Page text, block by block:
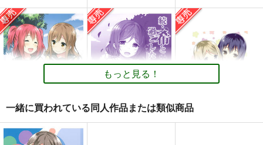
きっとまたこの場所で
The Earth～この大地
を踏みしめて～
ラブライブ！
サンプル
カート
貴女が隣にいるだけで
The Earth～この大地
を踏みしめて～
専売 509 円（税込）
ラブライブ！
サンプル
タキタテ！はなよデ
ス！
黒てぬぐい
418円（税込）
西木野真姫
Endless Love～初心
もっと見る！
一緒に買われている同人作品または類似商品